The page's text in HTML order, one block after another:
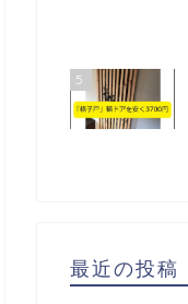
5
最近の投稿